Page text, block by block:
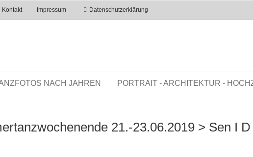
Kontakt Impressum Datenschutzerklärung
NACH JAHREN PORTRAIT - ARCHITEKTUR -
21.-23.06.2019> Sen I D